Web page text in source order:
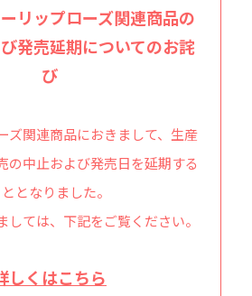
ーリップローズ関連商品の
発売延期についてのお詫
び
ズ関連商品におきまして、生産
の中止および発売日を延期する
ととなりました。
しては、下記をご覧ください。
しくはこちら